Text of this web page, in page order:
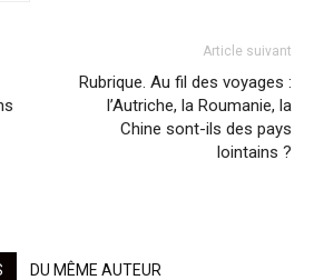
Article suivant
Rubrique. Au fil des voyages :
l’Autriche, la Roumanie, la
Chine sont-ils des pays
lointains ?
DU MÊME AUTEUR